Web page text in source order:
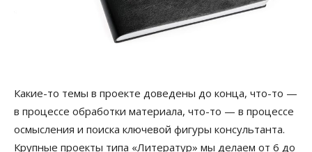
Какие-то темы в проекте доведены до конца, что-то —
в процессе обработки материала, что-то — в процессе
осмысления и поиска ключевой фигуры консультанта.
Крупные проекты типа «Литератур» мы делаем от 6 до